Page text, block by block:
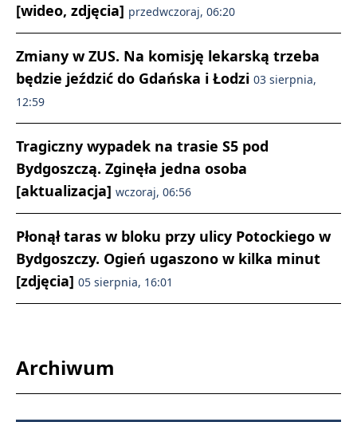
[wideo, zdjęcia] przedwczoraj, 06:20
Zmiany w ZUS. Na komisję lekarską trzeba
będzie jeździć do Gdańska i Łodzi 03 sierpnia,
12:59
Tragiczny wypadek na trasie S5 pod
Bydgoszczą. Zginęła jedna osoba
[aktualizacja] wczoraj, 06:56
Płonął taras w bloku przy ulicy Potockiego w
Bydgoszczy. Ogień ugaszono w kilka minut
[zdjęcia] 05 sierpnia, 16:01
Archiwum